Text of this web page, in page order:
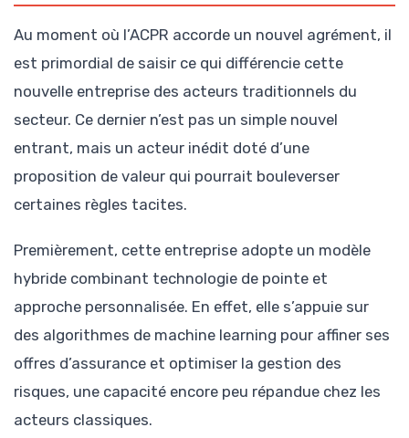
Au moment où l’ACPR accorde un nouvel agrément, il
est primordial de saisir ce qui différencie cette
nouvelle entreprise des acteurs traditionnels du
secteur. Ce dernier n’est pas un simple nouvel
entrant, mais un acteur inédit doté d’une
proposition de valeur qui pourrait bouleverser
certaines règles tacites.
Premièrement, cette entreprise adopte un modèle
hybride combinant technologie de pointe et
approche personnalisée. En effet, elle s’appuie sur
des algorithmes de machine learning pour affiner ses
offres d’assurance et optimiser la gestion des
risques, une capacité encore peu répandue chez les
acteurs classiques.